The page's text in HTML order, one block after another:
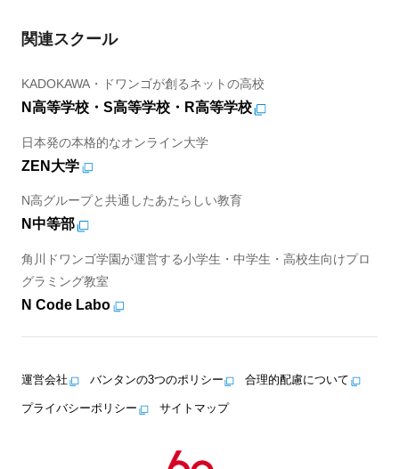
関連スクール
KADOKAWA・ドワンゴが創るネットの高校
N高等学校・S高等学校・R高等学校
日本発の本格的なオンライン大学
ZEN大学
N高グループと共通したあたらしい教育
N中等部
角川ドワンゴ学園が運営する小学生・中学生・高校生向けプロ
グラミング教室
N Code Labo
運営会社 バンタンの3つのポリシー 合理的配慮について
プライバシーポリシー サイトマップ